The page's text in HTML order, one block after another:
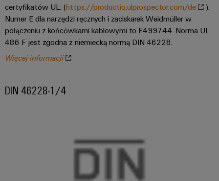
certyfikatów UL: (https://productiq.ulprospector.com/de
).
Numer E dla narzędzi ręcznych i zaciskarek Weidmüller w
połączeniu z końcówkami kablowymi to E499744. Norma UL
486 F jest zgodna z niemiecką normą DIN 46228.
Więcej informacji
DIN 46228-1/4